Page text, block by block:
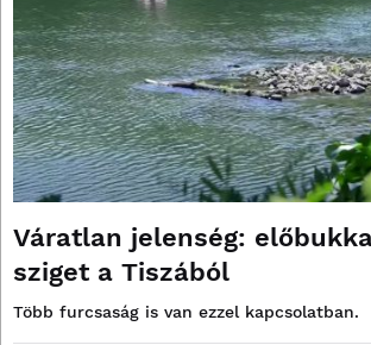
Váratlan jelenség:
sziget a Tiszából
Több furcsaság is van ezzel kapcsolatban.